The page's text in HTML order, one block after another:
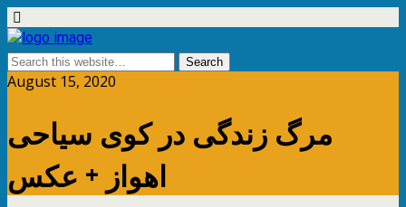
August 15, 2020
مرگ زندگی در کوی سیاحی
اهواز + عکس